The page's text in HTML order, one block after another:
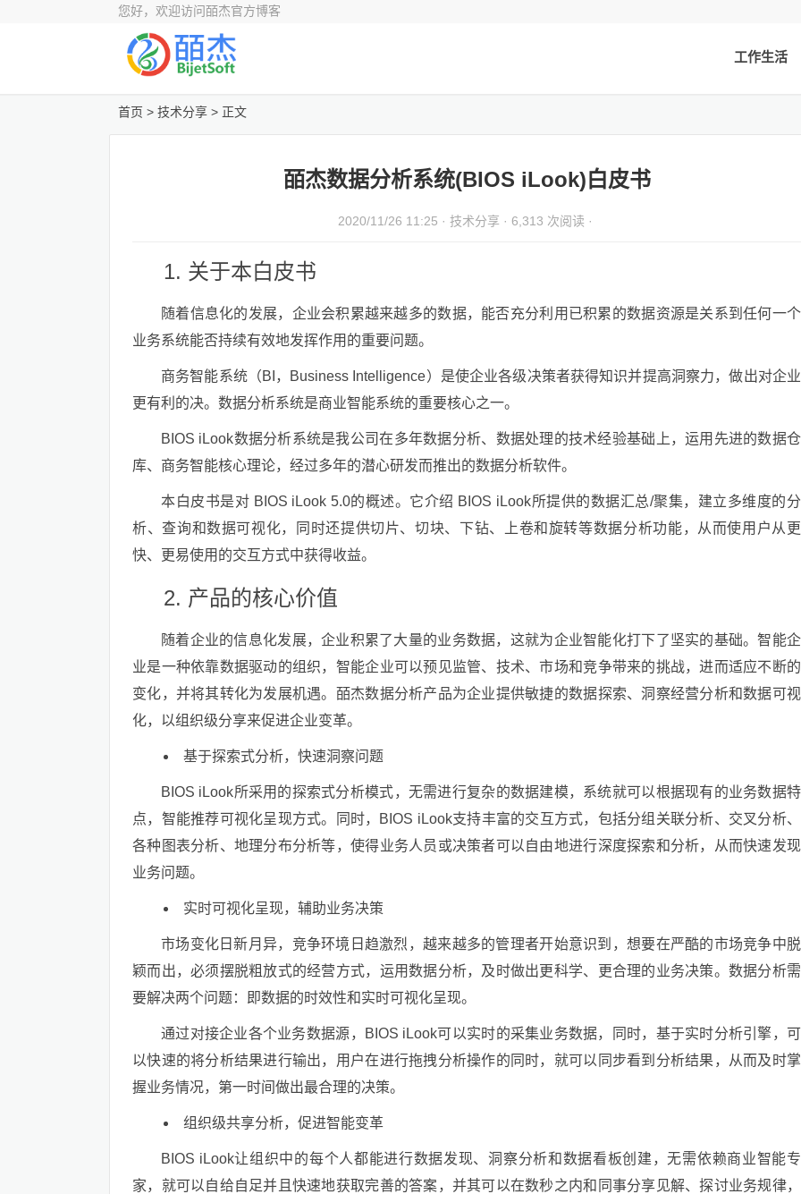
您好，欢迎访问皕杰官方博客
工作生活
首页 > 技术分享 > 正文
皕杰数据分析系统(BIOS iLook)白皮书
2020/11/26 11:25 · 技术分享 · 6,313 次阅读 ·
关于本白皮书
随着信息化的发展，企业会积累越来越多的数据，能否充分利用已积累的数据资源是关系到任何一个
业务系统能否持续有效地发挥作用的重要问题。
商务智能系统（BI，Business Intelligence）是使企业各级决策者获得知识并提高洞察力，做出对企业
更有利的决。数据分析系统是商业智能系统的重要核心之一。
BIOS iLook数据分析系统是我公司在多年数据分析、数据处理的技术经验基础上，运用先进的数据仓
库、商务智能核心理论，经过多年的潜心研发而推出的数据分析软件。
本白皮书是对 BIOS iLook 5.0的概述。它介绍 BIOS iLook所提供的数据汇总/聚集，建立多维度的分
析、查询和数据可视化，同时还提供切片、切块、下钻、上卷和旋转等数据分析功能，从而使用户从更
快、更易使用的交互方式中获得收益。
产品的核心价值
随着企业的信息化发展，企业积累了大量的业务数据，这就为企业智能化打下了坚实的基础。智能企
业是一种依靠数据驱动的组织，智能企业可以预见监管、技术、市场和竞争带来的挑战，进而适应不断的
变化，并将其转化为发展机遇。皕杰数据分析产品为企业提供敏捷的数据探索、洞察经营分析和数据可视
化，以组织级分享来促进企业变革。
基于探索式分析，快速洞察问题
BIOS iLook所采用的探索式分析模式，无需进行复杂的数据建模，系统就可以根据现有的业务数据特
点，智能推荐可视化呈现方式。同时，BIOS iLook支持丰富的交互方式，包括分组关联分析、交叉分析、
各种图表分析、地理分布分析等，使得业务人员或决策者可以自由地进行深度探索和分析，从而快速发现
业务问题。
实时可视化呈现，辅助业务决策
市场变化日新月异，竞争环境日趋激烈，越来越多的管理者开始意识到，想要在严酷的市场竞争中脱
颖而出，必须摆脱粗放式的经营方式，运用数据分析，及时做出更科学、更合理的业务决策。数据分析需
要解决两个问题：即数据的时效性和实时可视化呈现。
通过对接企业各个业务数据源，BIOS iLook可以实时的采集业务数据，同时，基于实时分析引擎，可
以快速的将分析结果进行输出，用户在进行拖拽分析操作的同时，就可以同步看到分析结果，从而及时掌
握业务情况，第一时间做出最合理的决策。
组织级共享分析，促进智能变革
BIOS iLook让组织中的每个人都能进行数据发现、洞察分析和数据看板创建，无需依赖商业智能专
家，就可以自给自足并且快速地获取完善的答案，并其可以在数秒之内和同事分享见解、探讨业务规律，